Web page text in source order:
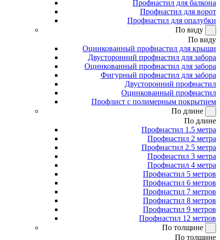
Профнастил для балкона
Профнастил для ворот
Профнастил для опалубки
По виду
По виду
Оцинкованный профнастил для крыши
Двусторонний профнастил для забора
Оцинкованный профнастил для забора
Фигурный профнастил для забора
Двусторонний профнастил
Оцинкованный профнастил
Профлист с полимерным покрытием
По длине
По длине
Профнастил 1.5 метра
Профнастил 2 метра
Профнастил 2.5 метра
Профнастил 3 метра
Профнастил 4 метра
Профнастил 5 метров
Профнастил 6 метров
Профнастил 7 метров
Профнастил 8 метров
Профнастил 9 метров
Профнастил 12 метров
По толщине
По толщине